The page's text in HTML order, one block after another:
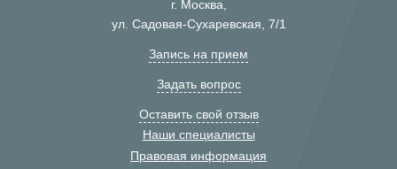
г. Москва,
ул. Садовая-Сухаревская, 7/1
Запись на прием
Задать вопрос
Оставить свой отзыв
Наши специалисты
Правовая информация